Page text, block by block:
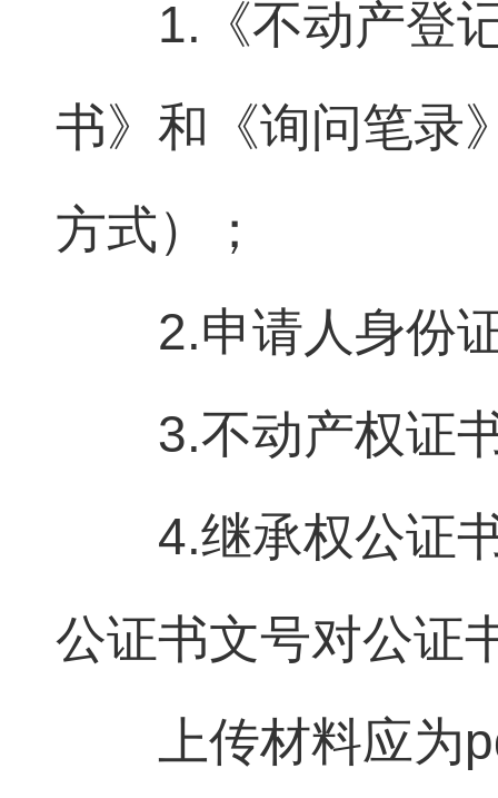
1.《不动产登
书》和《询问笔录
方式）；
2.申请人身份
3.不动产权证
4.继承权公证
公证书文号对公证
上传材料应